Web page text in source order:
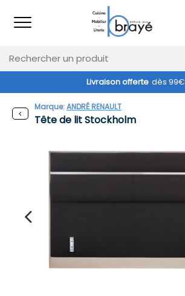
Livraison offerte dès 99€
Tête de lit Stockholm
Marque:ANDRÉ RENAULT